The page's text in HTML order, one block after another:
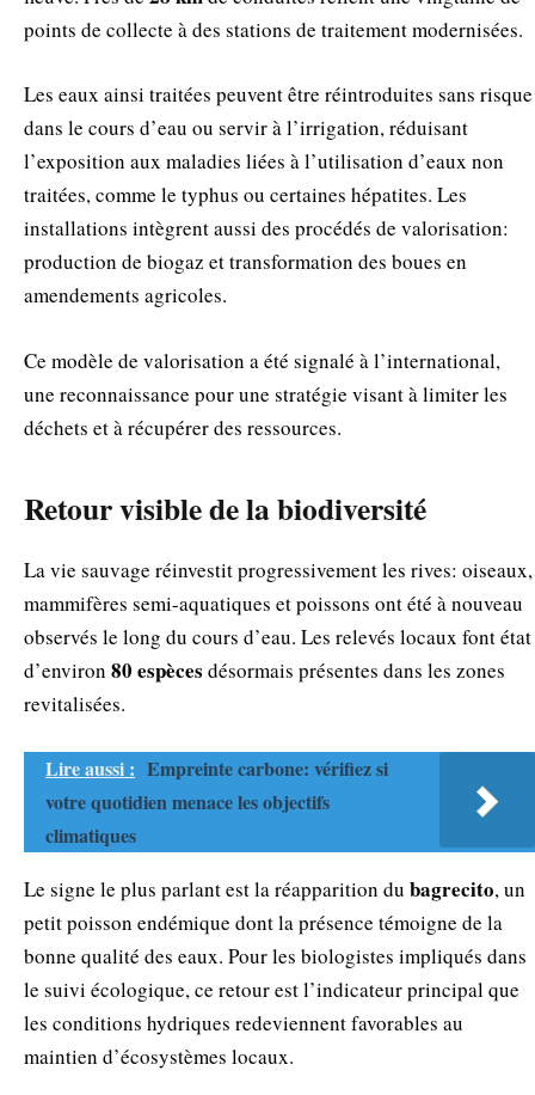
points de collecte à des stations de traitement modernisées.
Les eaux ainsi traitées peuvent être réintroduites sans risque
dans le cours d’eau ou servir à l’irrigation, réduisant
l’exposition aux maladies liées à l’utilisation d’eaux non
traitées, comme le typhus ou certaines hépatites. Les
installations intègrent aussi des procédés de valorisation:
production de biogaz et transformation des boues en
amendements agricoles.
Ce modèle de valorisation a été signalé à l’international,
une reconnaissance pour une stratégie visant à limiter les
déchets et à récupérer des ressources.
Retour visible de la biodiversité
La vie sauvage réinvestit progressivement les rives: oiseaux,
mammifères semi-aquatiques et poissons ont été à nouveau
observés le long du cours d’eau. Les relevés locaux font état
d’environ 80 espèces désormais présentes dans les zones
revitalisées.
Lire aussi : Empreinte carbone: vérifiez si
votre quotidien menace les objectifs
climatiques
Le signe le plus parlant est la réapparition du bagrecito, un
petit poisson endémique dont la présence témoigne de la
bonne qualité des eaux. Pour les biologistes impliqués dans
le suivi écologique, ce retour est l’indicateur principal que
les conditions hydriques redeviennent favorables au
maintien d’écosystèmes locaux.